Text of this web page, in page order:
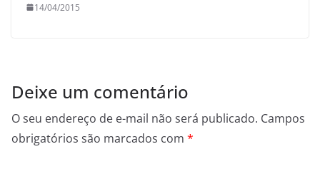
14/04/2015
Deixe um comentário
O seu endereço de e-mail não será publicado. Campos
obrigatórios são marcados com *